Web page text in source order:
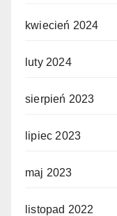
kwiecień 2024
luty 2024
sierpień 2023
lipiec 2023
maj 2023
listopad 2022